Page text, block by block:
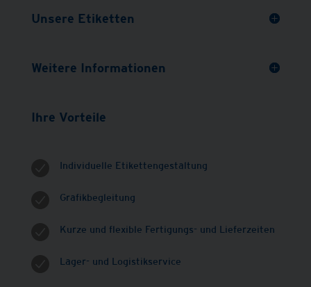
Unsere Etiketten
Weitere Informationen
Ihre Vorteile
Individuelle Etikettengestaltung
Grafikbegleitung
Kurze und flexible Fertigungs- und Lieferzeiten
Lager- und Logistikservice